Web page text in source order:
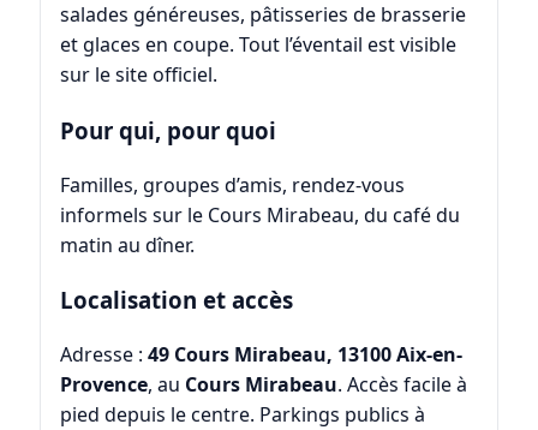
salades généreuses, pâtisseries de brasserie
et glaces en coupe. Tout l’éventail est visible
sur le site officiel.
Pour qui, pour quoi
Familles, groupes d’amis, rendez‑vous
informels sur le Cours Mirabeau, du café du
matin au dîner.
Localisation et accès
Adresse : 49 Cours Mirabeau, 13100 Aix-en-
Provence, au Cours Mirabeau. Accès facile à
pied depuis le centre. Parkings publics à